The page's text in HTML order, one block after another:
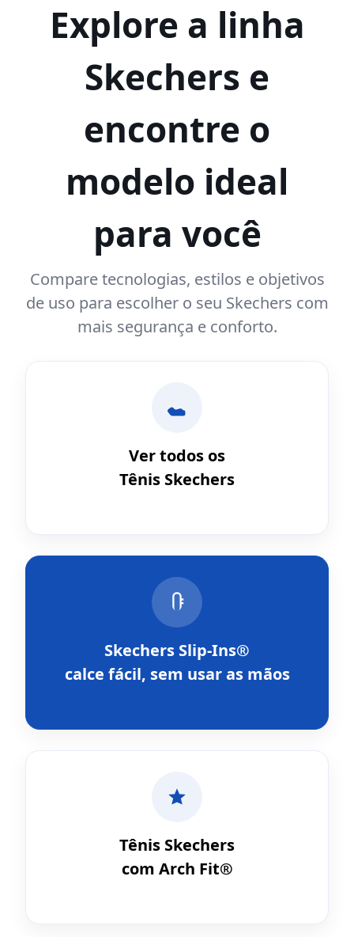
Explore a linha
Skechers e
encontre o
modelo ideal
para você
Compare tecnologias, estilos e objetivos
de uso para escolher o seu Skechers com
mais segurança e conforto.
Ver todos os
Tênis Skechers
Skechers Slip-Ins®
calce fácil, sem usar as mãos
Tênis Skechers
com Arch Fit®